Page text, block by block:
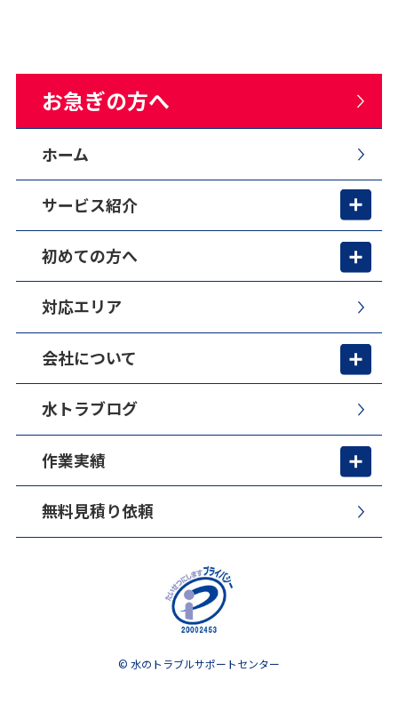
お急ぎの方へ
ホーム
サービス紹介
初めての方へ
対応エリア
会社について
水トラブログ
作業実績
無料見積り依頼
© 水のトラブルサポートセンター